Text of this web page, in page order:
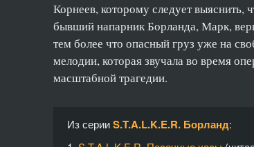
Корнеев, которому следует
бывший напарник Борланда, Марк,
тем более что опасный груз уже на
мелодии, которая звучала во время
масштабной трагедии.
Из серииS.T.A.L.K.E.R. Борланд: